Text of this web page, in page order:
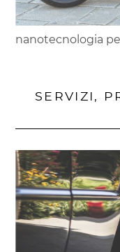
nanotecnologia
SERVIZI,